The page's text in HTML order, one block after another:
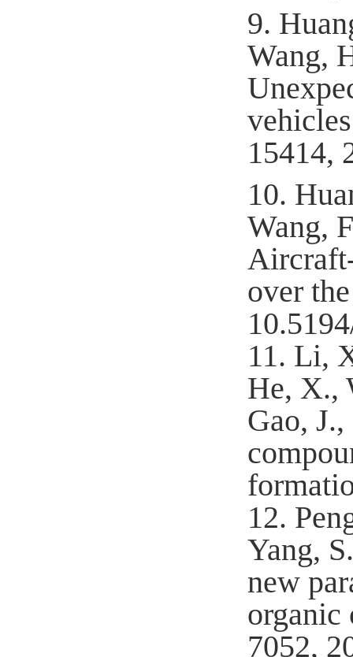
9.
Wang,
15414,
10.
Wang,
over
11. Li,
He, X.,
Gao,
12.
Yang,
new
organic
7052,